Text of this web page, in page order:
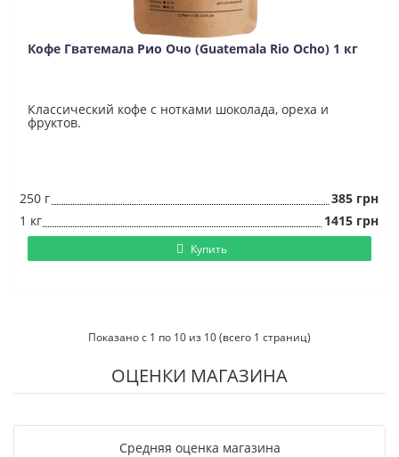
Кофе Гватемала Рио Очо (Guatemala Rio Ocho) 1 кг
Классический кофе с нотками шоколада, ореха и
фруктов.
250 г
385 грн
1 кг
1415 грн
Купить
Показано с 1 по 10 из 10 (всего 1 страниц)
ОЦЕНКИ МАГАЗИНА
Средняя оценка магазина